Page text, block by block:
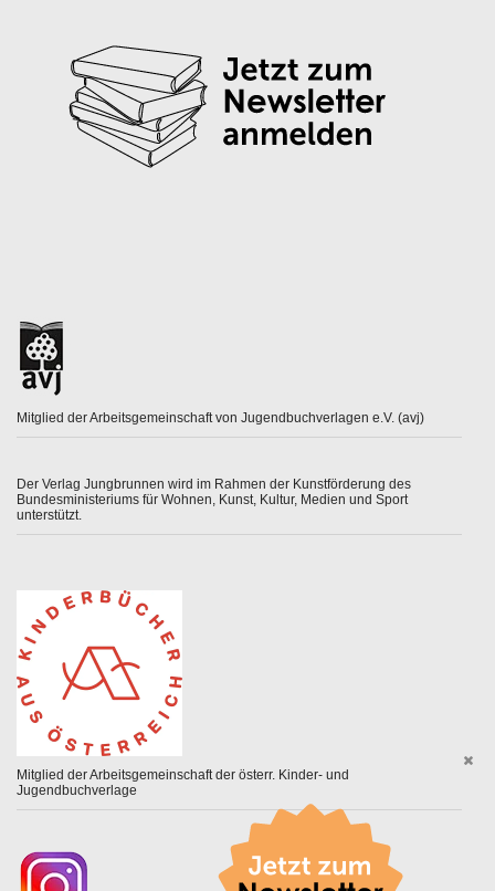
Mitglied der Arbeitsgemeinschaft von Jugendbuchverlagen e.V. (avj)
Der Verlag Jungbrunnen wird im Rahmen der Kunstförderung des
Bundesministeriums für Wohnen, Kunst, Kultur, Medien und Sport
unterstützt.
Mitglied der Arbeitsgemeinschaft der österr. Kinder- und
Jugendbuchverlage